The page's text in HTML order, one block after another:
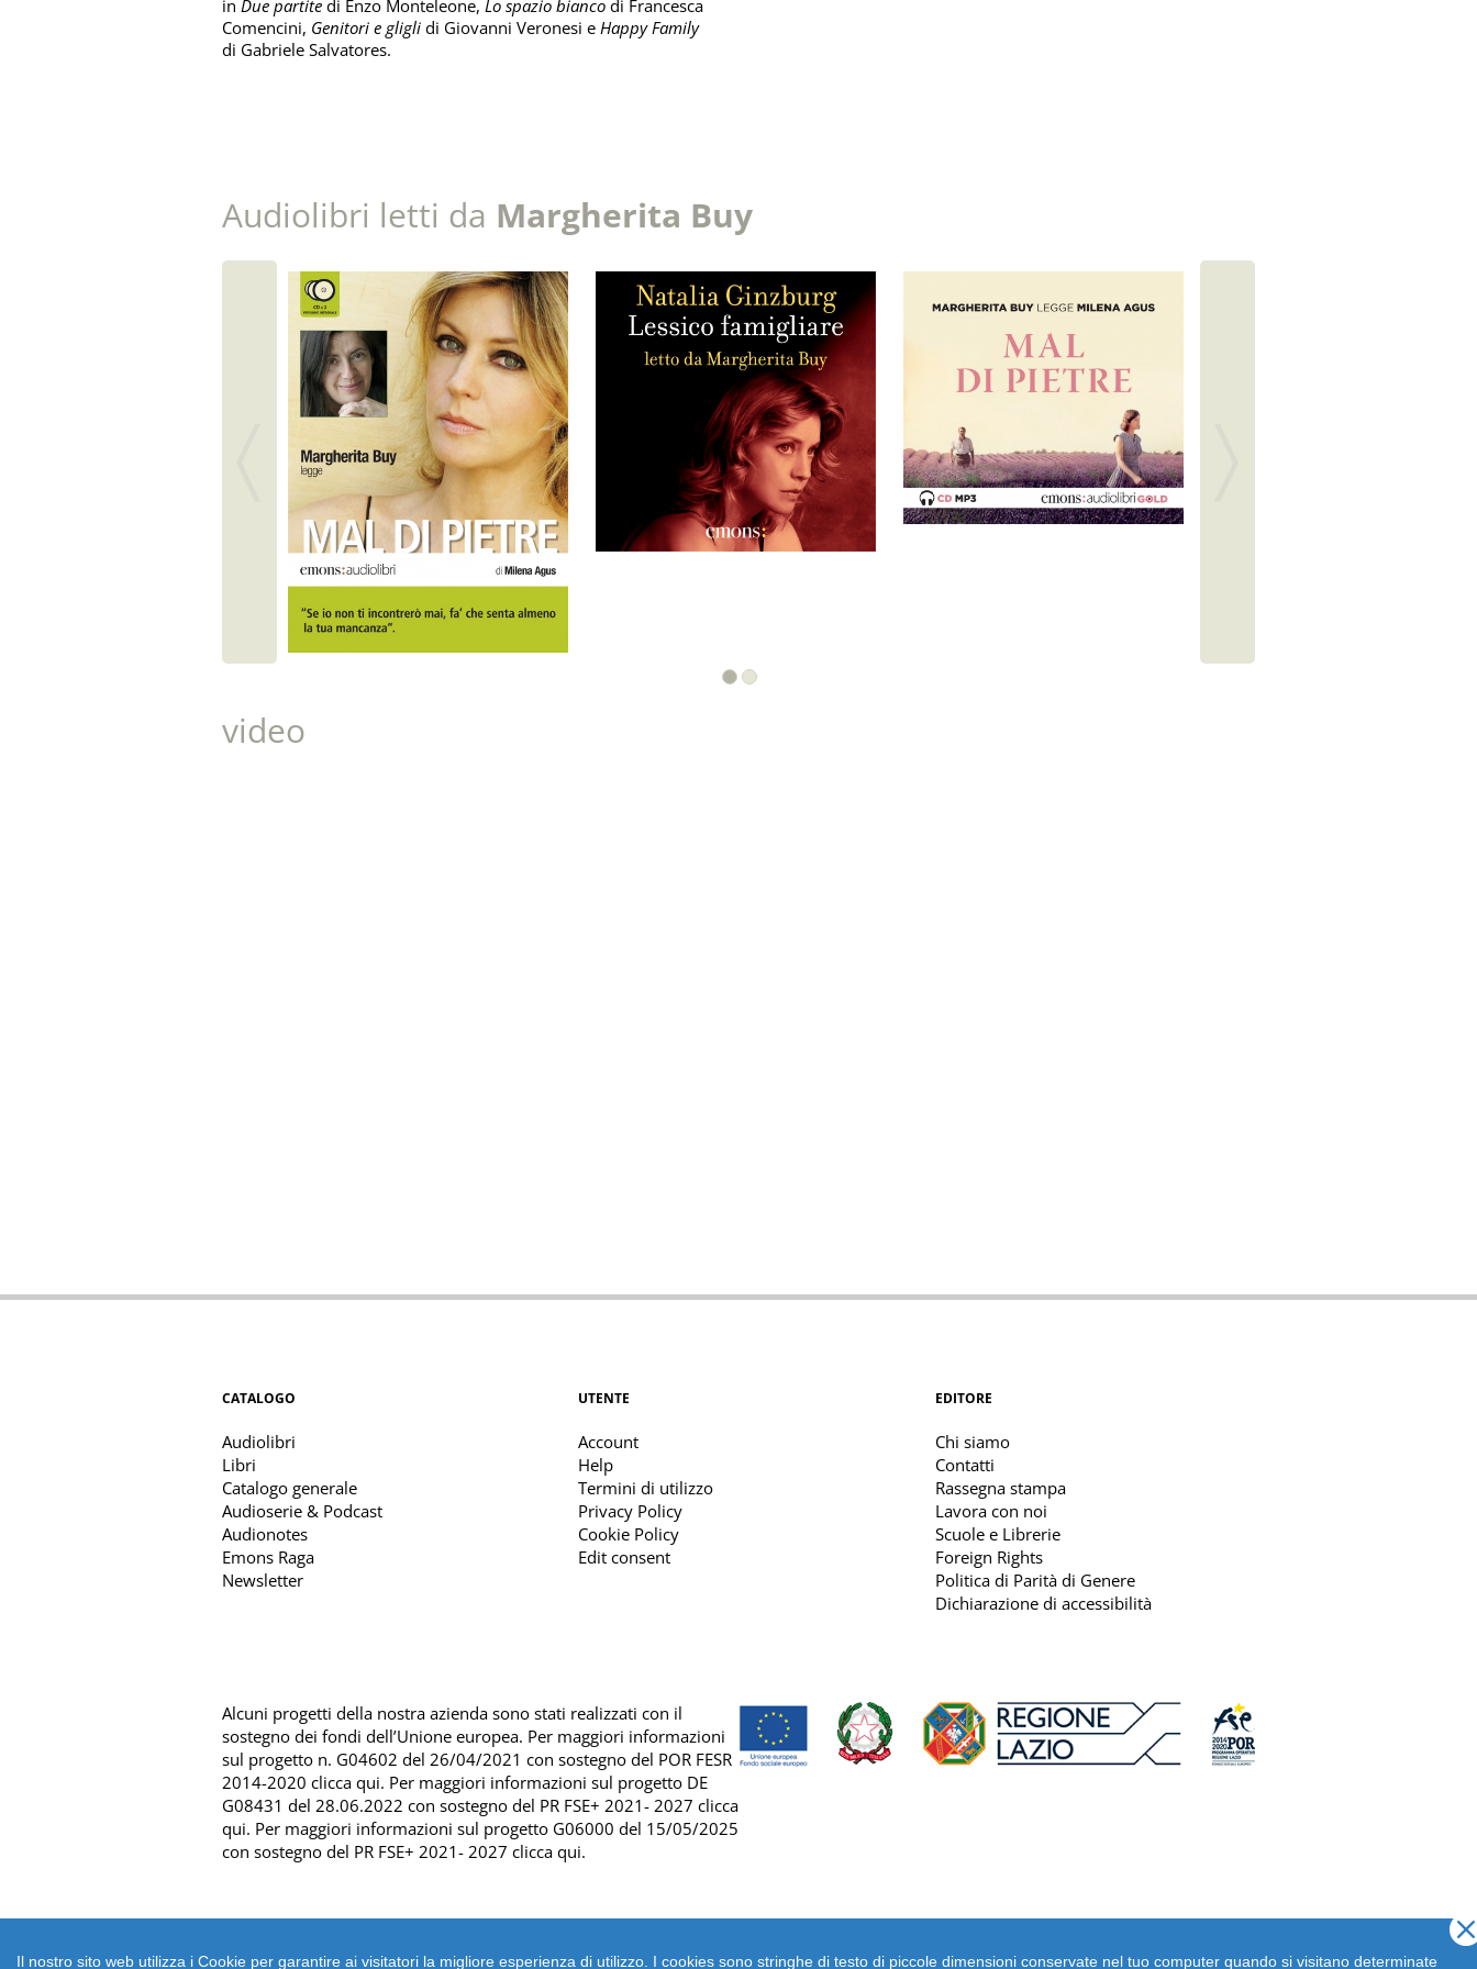
Il nostro sito web utilizza i Cookie per garantire ai visitatori la migliore esperienza di utilizzo. I cookies sono stringhe di testo di piccole dimensioni conservate nel tuo computer quando si visitano determinate
in Due partite di Enzo Monteleone, Lo spazio bianco di Francesca
Comencini, Genitori e gligli di Giovanni Veronesi e Happy Family
di Gabriele Salvatores.
Audiolibri letti da Margherita Buy
video
CATALOGO
Audiolibri
Libri
Catalogo generale
Audioserie & Podcast
Audionotes
Emons Raga
Newsletter
UTENTE
Account
Help
Termini di utilizzo
Privacy Policy
Cookie Policy
Edit consent
EDITORE
Chi siamo
Contatti
Rassegna stampa
Lavora con noi
Scuole e Librerie
Foreign Rights
Politica di Parità di Genere
Dichiarazione di accessibilità
Alcuni progetti della nostra azienda sono stati realizzati con il
sostegno dei fondi dell’Unione europea. Per maggiori informazioni
sul progetto n. G04602 del 26/04/2021 con sostegno del POR FESR
2014-2020 clicca qui. Per maggiori informazioni sul progetto DE
G08431 del 28.06.2022 con sostegno del PR FSE+ 2021- 2027 clicca
qui. Per maggiori informazioni sul progetto G06000 del 15/05/2025
con sostegno del PR FSE+ 2021- 2027 clicca qui.